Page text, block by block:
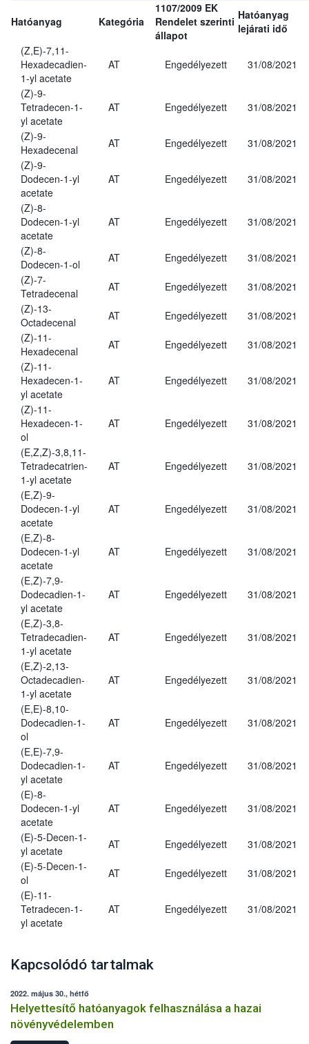
Hatóanyag Kategória
1107/2009 EK
Rendelet szerinti
állapot
Hatóanyag
lejárati idő
(Z,E)-7,11-
Hexadecadien-
1-yl acetate
AT Engedélyezett 31/08/2021
(Z)-9-
Tetradecen-1-
yl acetate
AT Engedélyezett 31/08/2021
(Z)-9-
Hexadecenal
AT Engedélyezett
31/08/2021
(Z)-9-
Dodecen-1-yl
acetate
AT Engedélyezett 31/08/2021
(Z)-8-
Dodecen-1-yl
acetate
AT Engedélyezett 31/08/2021
(Z)-8-
Dodecen-1-ol
AT Engedélyezett
31/08/2021
(Z)-7-
Tetradecenal
AT Engedélyezett
31/08/2021
(Z)-13-
Octadecenal
AT Engedélyezett
31/08/2021
(Z)-11-
Hexadecenal
AT Engedélyezett
31/08/2021
(Z)-11-
Hexadecen-1-
yl acetate
AT Engedélyezett 31/08/2021
(Z)-11-
Hexadecen-1-
ol
AT Engedélyezett 31/08/2021
(E,Z,Z)-3,8,11-
Tetradecatrien-
1-yl acetate
AT Engedélyezett 31/08/2021
(E,Z)-9-
Dodecen-1-yl
acetate
AT Engedélyezett 31/08/2021
(E,Z)-8-
Dodecen-1-yl
acetate
AT Engedélyezett 31/08/2021
(E,Z)-7,9-
Dodecadien-1-
yl acetate
AT Engedélyezett 31/08/2021
(E,Z)-3,8-
Tetradecadien-
1-yl acetate
AT Engedélyezett 31/08/2021
(E,Z)-2,13-
Octadecadien-
1-yl acetate
AT Engedélyezett 31/08/2021
(E,E)-8,10-
Dodecadien-1-
ol
AT Engedélyezett 31/08/2021
(E,E)-7,9-
Dodecadien-1-
yl acetate
AT Engedélyezett 31/08/2021
(E)-8-
Dodecen-1-yl
acetate
AT Engedélyezett 31/08/2021
(E)-5-Decen-1-
yl acetate
AT Engedélyezett
31/08/2021
(E)-5-Decen-1-
ol
AT Engedélyezett
31/08/2021
(E)-11-
Tetradecen-1-
yl acetate
AT Engedélyezett 31/08/2021
Kapcsolódó tartalmak
2022. május 30., hétfő
Helyettesítő hatóanyagok felhasználása a hazai
növényvédelemben